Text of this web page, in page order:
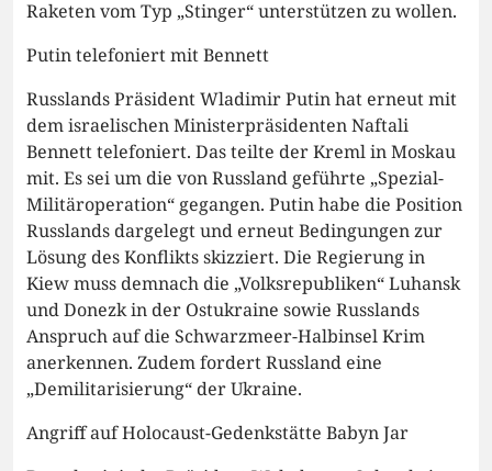
Raketen vom Typ „Stinger“ unterstützen zu wollen.
Putin telefoniert mit Bennett
Russlands Präsident Wladimir Putin hat erneut mit
dem israelischen Ministerpräsidenten Naftali
Bennett telefoniert. Das teilte der Kreml in Moskau
mit. Es sei um die von Russland geführte „Spezial-
Militäroperation“ gegangen. Putin habe die Position
Russlands dargelegt und erneut Bedingungen zur
Lösung des Konflikts skizziert. Die Regierung in
Kiew muss demnach die „Volksrepubliken“ Luhansk
und Donezk in der Ostukraine sowie Russlands
Anspruch auf die Schwarzmeer-Halbinsel Krim
anerkennen. Zudem fordert Russland eine
„Demilitarisierung“ der Ukraine.
Angriff auf Holocaust-Gedenkstätte Babyn Jar